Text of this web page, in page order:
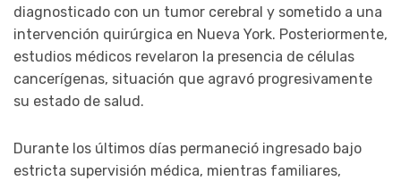
diagnosticado con un tumor cerebral y sometido a una
intervención quirúrgica en Nueva York. Posteriormente,
estudios médicos revelaron la presencia de células
cancerígenas, situación que agravó progresivamente
su estado de salud.
Durante los últimos días permaneció ingresado bajo
estricta supervisión médica, mientras familiares,